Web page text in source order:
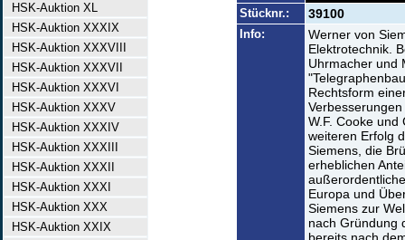
HSK-Auktion XL
HSK-Auktion XXXIX
HSK-Auktion XXXVIII
HSK-Auktion XXXVII
HSK-Auktion XXXVI
HSK-Auktion XXXV
HSK-Auktion XXXIV
HSK-Auktion XXXIII
HSK-Auktion XXXII
HSK-Auktion XXXI
HSK-Auktion XXX
HSK-Auktion XXIX
Stücknr.: 39100
Info:
Werner von
Elektrotechnik.
Uhrmacher und
Rechtsform
W.F. Cooke und
weiteren Erfolg
Siemens, die
erheblichen
Europa und
Siemens zur
nach Gründung